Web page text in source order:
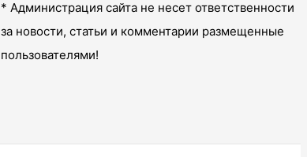
* Администрация сайта не несет ответственности
за новости, статьи и комментарии размещенные
пользователями!